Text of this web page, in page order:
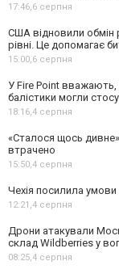
17:46,6 серпня
США відновили обмін
рівні. Це допомагає
15:00,6 серпня
У Fire Point
балістики могли
18:16,4 серпня
«Сталося щось
втрачено
15:50,4 серпня
Чехія посилила умови
12:21,4 серпня
Дрони атакували
склад Wildberries у
08:25,4 серпня